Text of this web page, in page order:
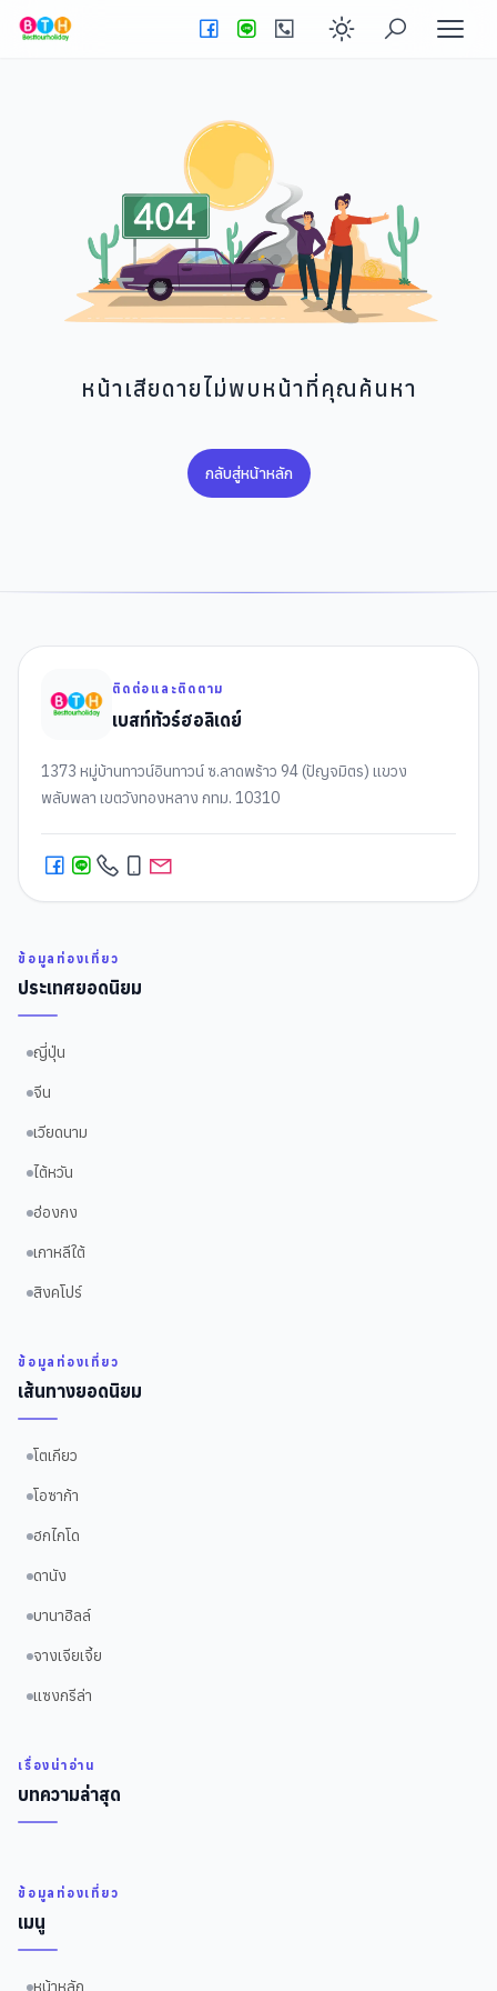
Enable dark
หน้าเสียดายไม่พบหน้าที่คุณค้นหา
กลับสู่หน้าหลัก
ติดต่อและติดตาม
เบสท์ทัวร์ฮอลิเดย์
1373 หมู่บ้านทาวน์อินทาวน์ ซ.ลาดพร้าว 94 (ปัญจมิตร) แขวง
พลับพลา เขตวังทองหลาง กทม. 10310
ข้อมูลท่องเที่ยว
ประเทศยอดนิยม
ญี่ปุ่น
จีน
เวียดนาม
ไต้หวัน
ฮ่องกง
เกาหลีใต้
สิงคโปร์
ข้อมูลท่องเที่ยว
เส้นทางยอดนิยม
โตเกียว
โอซาก้า
ฮกไกโด
ดานัง
บานาฮิลล์
จางเจียเจี้ย
แซงกรีล่า
เรื่องน่าอ่าน
บทความล่าสุด
ข้อมูลท่องเที่ยว
เมนู
หน้าหลัก